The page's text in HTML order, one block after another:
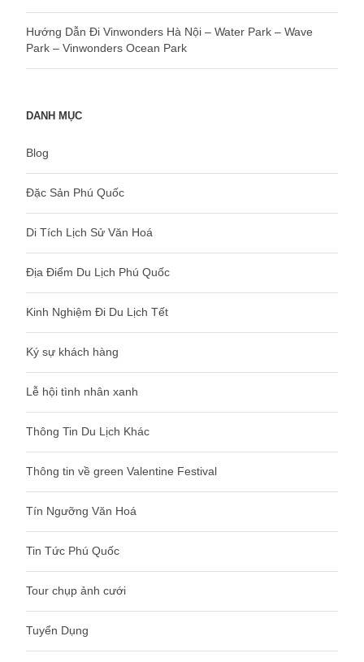
Hướng Dẫn Đi Vinwonders Hà Nội – Water Park – Wave
Park – Vinwonders Ocean Park
DANH MỤC
Blog
Đặc Sản Phú Quốc
Di Tích Lịch Sử Văn Hoá
Địa Điểm Du Lịch Phú Quốc
Kinh Nghiệm Đi Du Lịch Tết
Ký sự khách hàng
Lễ hội tình nhân xanh
Thông Tin Du Lịch Khác
Thông tin về green Valentine Festival
Tín Ngưỡng Văn Hoá
Tin Tức Phú Quốc
Tour chụp ảnh cưới
Tuyển Dụng